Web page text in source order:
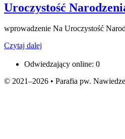
Uroczystość
wprowadzenie Na Uroczystość
Czytaj dalej
Odwiedzający online: 0
© 2021–2026 • Parafia pw.